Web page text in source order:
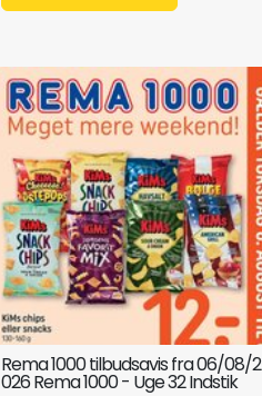
Rema 1000 tilbudsavis fra 06/08/2
026 Rema 1000 - Uge 32 Indstik